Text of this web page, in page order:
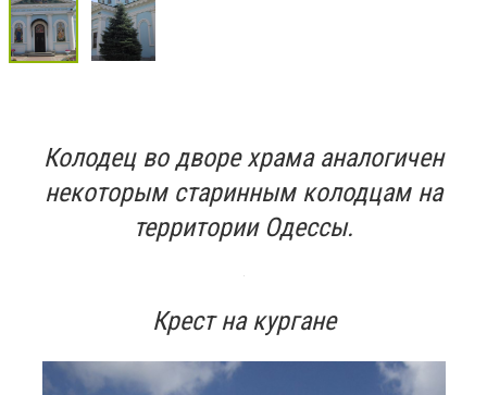
Колодец во дворе храма аналогичен
некоторым старинным колодцам на
территории Одессы.
Крест на кургане